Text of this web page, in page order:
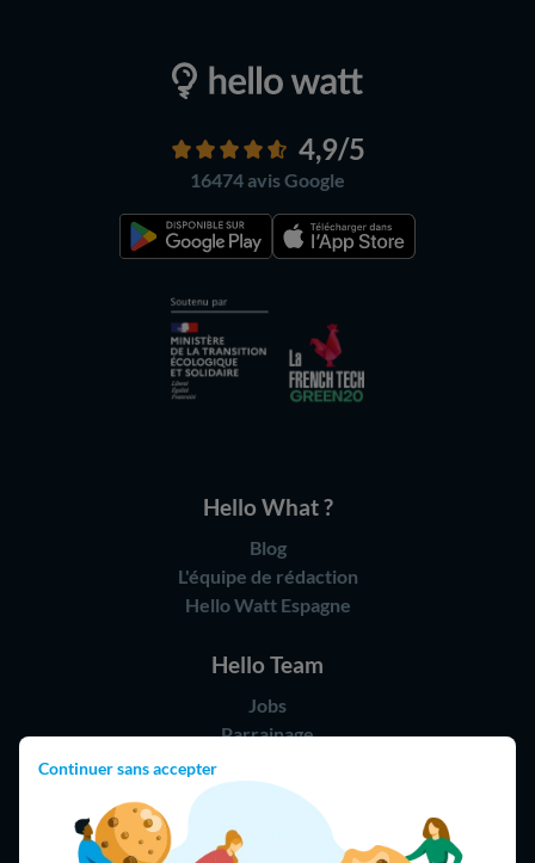
Continuer sans accepter
4,9/5
16474 avisGoogle
Hello What ?
Blog
L'équipe de rédaction
Hello Watt Espagne
Hello Team
Jobs
Parrainage
Rejoindre notre réseau d'artisans